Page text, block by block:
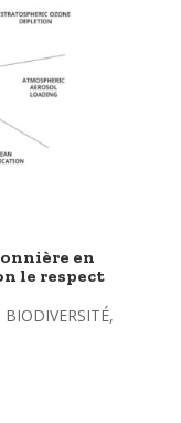
en
le respect
BIODIVERSITÉ,